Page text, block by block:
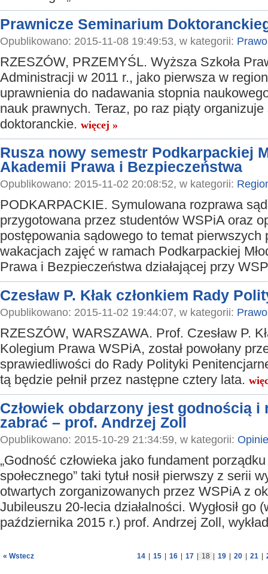
Prawnicze Seminarium
Opublikowano: 2015-11-08 19:49:53, w kategorii: Prawo
RZESZÓW, PRZEMYŚL. Wyższa Szkoła
Administracji w 2011 r., jako pierwsza w
uprawnienia do nadawania stopnia
nauk prawnych. Teraz, po raz piąty
doktoranckie. więcej »
Rusza nowy semestr Podkarpackiej
Akademii Prawa i Bezpieczeństwa
Opublikowano: 2015-11-02 20:08:52, w kategorii:
PODKARPACKIE. Symulowana rozprawa
przygotowana przez studentów WSPiA oraz
postępowania sądowego to temat pierwszych
wakacjach zajęć w ramach Podkarpackiej
Prawa i Bezpieczeństwa działającej przy
Czesław P. Kłak członkiem Rady
Opublikowano: 2015-11-02 19:44:07, w kategorii: Prawo
RZESZÓW, WARSZAWA. Prof. Czesław P.
Kolegium Prawa WSPiA, został powołany
sprawiedliwości do Rady Polityki
tą będzie pełnił przez następne cztery lata.
Człowiek obdarzony jest godnością i
zabrać – prof. Andrzej Zoll
Opublikowano: 2015-10-29 21:34:59, w kategorii: Opinie
„Godność człowieka jako fundament porządku
społecznego” taki tytuł nosił pierwszy z serii
otwartych zorganizowanych przez WSPiA z
Jubileuszu 20-lecia działalności. Wygłosił go
października 2015 r.) prof. Andrzej Zoll,
« Wstecz 14 15 16 17 18 19 20 21